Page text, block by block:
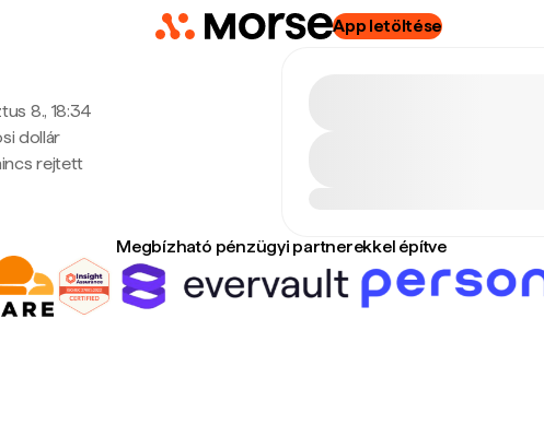
App letöltése
8., 18:34
dollár
rejtett
Megbízható pénzügyi partnerekkel építve